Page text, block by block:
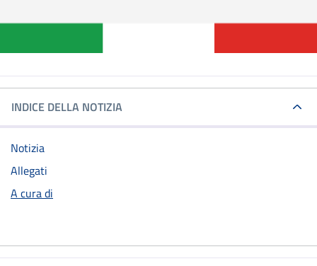
INDICE DELLA NOTIZIA
Notizia
Allegati
A cura di